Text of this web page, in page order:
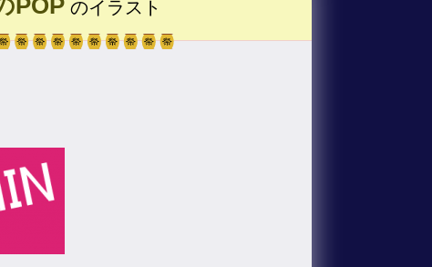
のイラスト